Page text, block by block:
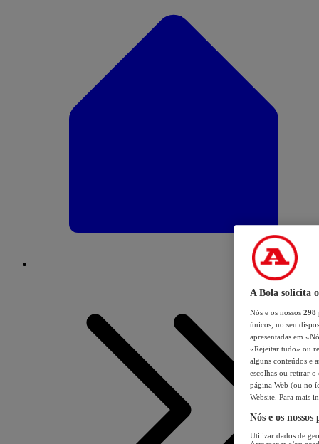
A Bola solicita
Nós e os nossos 298
únicos, no seu
apresentadas em
«Rejeitar tudo» ou
alguns conteúdos e
escolhas ou retirar
página Web (ou no
Website. Para mais
Nós e os
Utilizar dados de